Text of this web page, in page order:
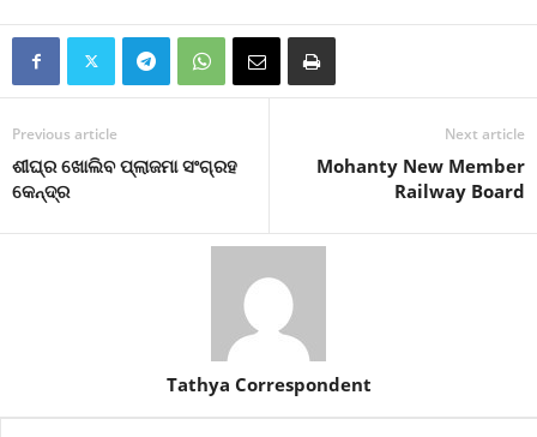
Previous article
ଶୀଘ୍ର ଖୋଲିବ ପ୍ଲାଜମା ସଂଗ୍ରହ
କେନ୍ଦ୍ର
Next article
Mohanty New Member
Railway Board
Tathya Correspondent